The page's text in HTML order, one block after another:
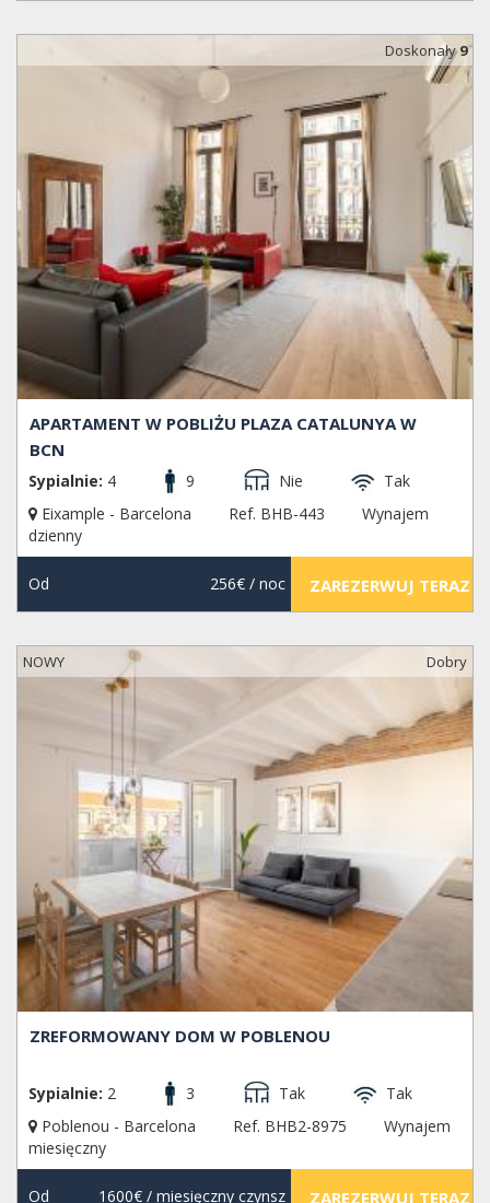
Doskonały9
APARTAMENT W POBLIŻU PLAZA CATALUNYA W
BCN
Sypialnie: 4 9 Nie
Tak
Eixample - Barcelona
Ref. BHB-443
Wynajem
dzienny
Od 256€/ noc ZAREZERWUJ TERAZ
NOWY Dobry
ZREFORMOWANY DOM W POBLENOU
Sypialnie: 2 3 Tak
Tak
Poblenou - Barcelona
Ref. BHB2-8975
Wynajem
miesięczny
Od 1600€/ miesięczny czynsz ZAREZERWUJ TERAZ